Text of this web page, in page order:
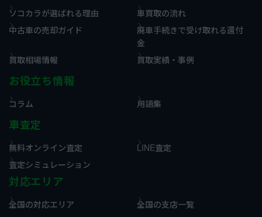
ソコカラが選ばれる理由
車買取の流れ
中古車の売却ガイド
廃車手続きで受け取れる還付
金
買取相場情報
買取実績・事例
お役立ち情報
コラム 用語集
車査定
無料オンライン査定
LINE査定
査定シミュレーション
対応エリア
全国の対応エリア 全国の支店一覧